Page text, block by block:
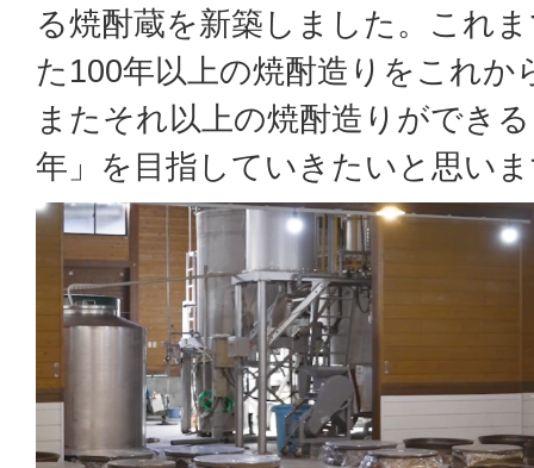
る焼酎蔵を新築しました。これ
た100年以上の焼酎造りをこれか
またそれ以上の焼酎造りができ
年」を目指していきたいと思い